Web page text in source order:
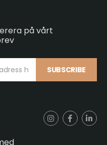
på vårt
SUBSCRIBE